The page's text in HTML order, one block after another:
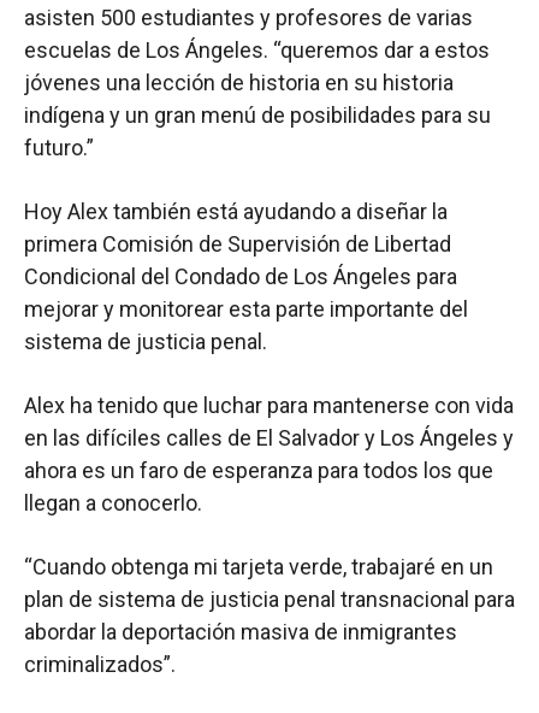
asisten 500 estudiantes y profesores de varias
escuelas de Los Ángeles. “queremos dar a estos
jóvenes una lección de historia en su historia
indígena y un gran menú de posibilidades para su
futuro.”
Hoy Alex también está ayudando a diseñar la
primera Comisión de Supervisión de Libertad
Condicional del Condado de Los Ángeles para
mejorar y monitorear esta parte importante del
sistema de justicia penal.
Alex ha tenido que luchar para mantenerse con vida
en las difíciles calles de El Salvador y Los Ángeles y
ahora es un faro de esperanza para todos los que
llegan a conocerlo.
“Cuando obtenga mi tarjeta verde, trabajaré en un
plan de sistema de justicia penal transnacional para
abordar la deportación masiva de inmigrantes
criminalizados”.